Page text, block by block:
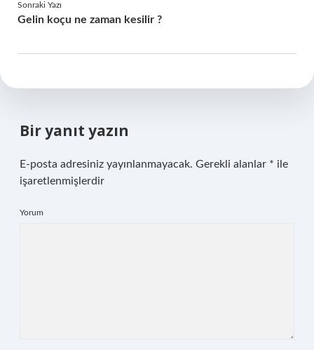
Sonraki Yazı
Gelin koçu ne zaman kesilir ?
Bir yanıt yazın
E-posta adresiniz yayınlanmayacak. Gerekli alanlar * ile
işaretlenmişlerdir
Yorum